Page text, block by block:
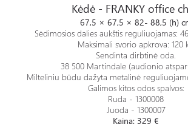
Kėdė - FRANKY office
67,5 × 67,5 × 82- 88,5 (h)
Sėdimosios dalies aukštis reguliuojamas:
Maksimali svorio apkrova: 120
Sendinta dirbtinė oda.
38 500 Martindale (audionio
Milteliniu būdu dažyta metalinė
Galimos kitos odos spalvos:
Ruda - 1300008
Juoda - 1300007
Kaina: 329 €